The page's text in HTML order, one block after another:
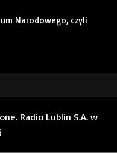
Narodowego, czyli
Radio Lublin S.A. w